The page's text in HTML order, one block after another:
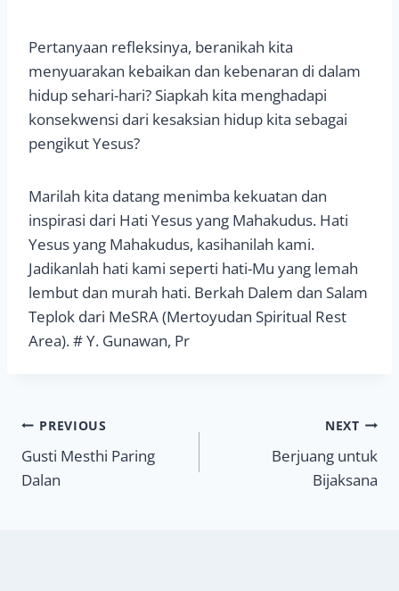
Pertanyaan refleksinya, beranikah kita
menyuarakan kebaikan dan kebenaran di dalam
hidup sehari-hari? Siapkah kita menghadapi
konsekwensi dari kesaksian hidup kita sebagai
pengikut Yesus?
Marilah kita datang menimba kekuatan dan
inspirasi dari Hati Yesus yang Mahakudus. Hati
Yesus yang Mahakudus, kasihanilah kami.
Jadikanlah hati kami seperti hati-Mu yang lemah
lembut dan murah hati. Berkah Dalem dan Salam
Teplok dari MeSRA (Mertoyudan Spiritual Rest
Area). # Y. Gunawan, Pr
Navigasi
pos
PREVIOUS
Gusti Mesthi Paring
Dalan
NEXT
Berjuang untuk
Bijaksana